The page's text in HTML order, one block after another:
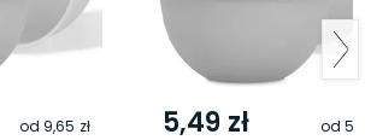
od 9,65 zł 5,49 zł od